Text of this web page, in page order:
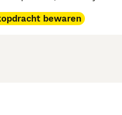
bewaren